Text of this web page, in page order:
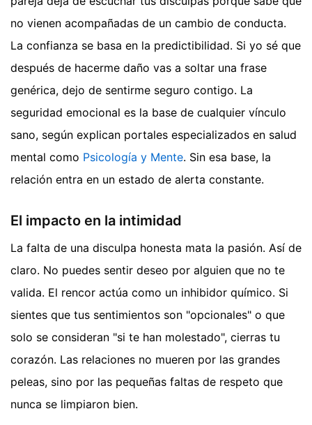
no vienen acompañadas de un cambio de conducta.
La confianza se basa en la predictibilidad. Si yo sé que
después de hacerme daño vas a soltar una frase
genérica, dejo de sentirme seguro contigo. La
seguridad emocional es la base de cualquier vínculo
sano, según explican portales especializados en salud
mental como Psicología y Mente. Sin esa base, la
relación entra en un estado de alerta constante.
El impacto en la intimidad
La falta de una disculpa honesta mata la pasión. Así de
claro. No puedes sentir deseo por alguien que no te
valida. El rencor actúa como un inhibidor químico. Si
sientes que tus sentimientos son "opcionales" o que
solo se consideran "si te han molestado", cierras tu
corazón. Las relaciones no mueren por las grandes
peleas, sino por las pequeñas faltas de respeto que
nunca se limpiaron bien.